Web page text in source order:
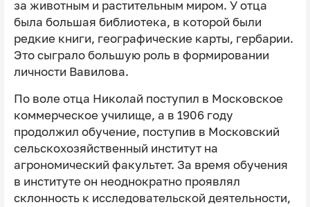
за животным и растительным миром. У отца
была большая библиотека, в которой были
редкие книги, географические карты, гербарии.
Это сыграло большую роль в формировании
личности Вавилова.
По воле отца Николай поступил в Московское
коммерческое училище, а в 1906 году
продолжил обучение, поступив в Московский
сельскохозяйственный институт на
агрономический факультет. За время обучения
в институте он неоднократно проявлял
склонность к исследовательской деятельности,